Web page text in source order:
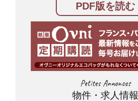
PDF版を読む
Petites Annonces
物件・求人情報